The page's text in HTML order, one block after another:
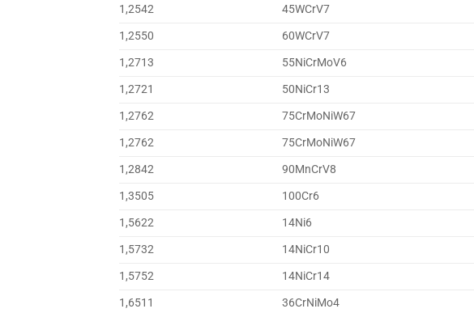
1,2542
45WCrV7
1,2550
60WCrV7
1,2713
55NiCrMoV6
1,2721
50NiCr13
1,2762
75CrMoNiW67
1,2762
75CrMoNiW67
1,2842
90MnCrV8
1,3505
100Cr6
1,5622
14Ni6
1,5732
14NiCr10
1,5752
14NiCr14
1,6511
36CrNiMo4